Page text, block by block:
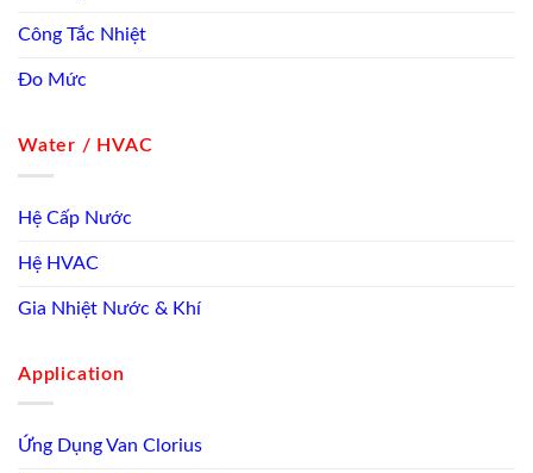
Công Tắc Nhiệt
Đo Mức
Water / HVAC
Hệ Cấp Nước
Hệ HVAC
Gia Nhiệt Nước & Khí
Application
Ứng Dụng Van Clorius